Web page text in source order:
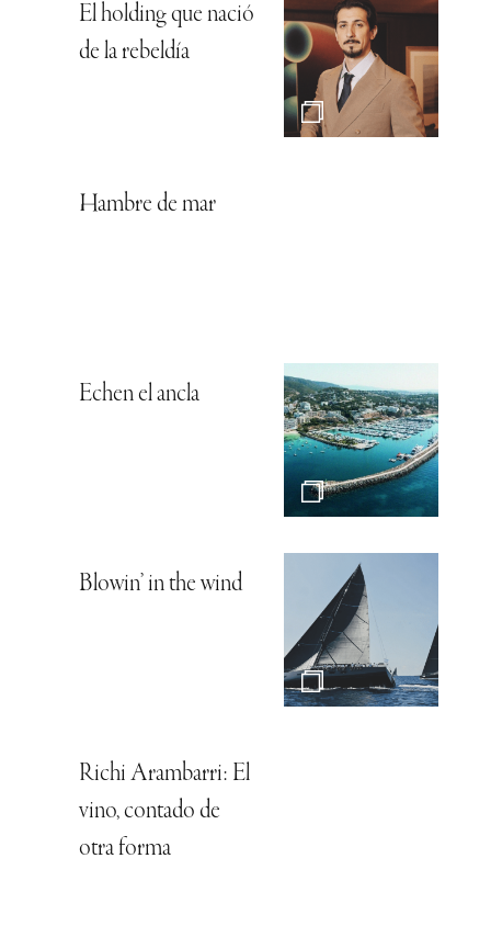
El holding que nació
de la rebeldía
Hambre de mar
Echen el ancla
Blowin’ in the wind
Richi Arambarri: El
vino, contado de
otra forma